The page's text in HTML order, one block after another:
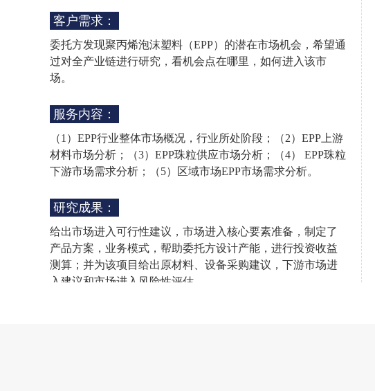
客户需求：
委托方发现聚丙烯泡沫塑料（EPP）的潜在市场机会，希望通
过对全产业链进行研究，看机会点在哪里，如何进入该市
场。
服务内容：
（1）EPP行业整体市场概况，行业所处阶段；（2）EPP上游
材料市场分析；（3）EPP珠粒供应市场分析；（4） EPP珠粒
下游市场需求分析；（5）区域市场EPP市场需求分析。
研究成果：
给出市场进入可行性建议，市场进入核心要素准备，制定了
产品方案，业务模式，帮助委托方设计产能，进行投资收益
测算；并为该项目给出原材料、设备采购建议，下游市场进
入建议和市场进入风险性评估。